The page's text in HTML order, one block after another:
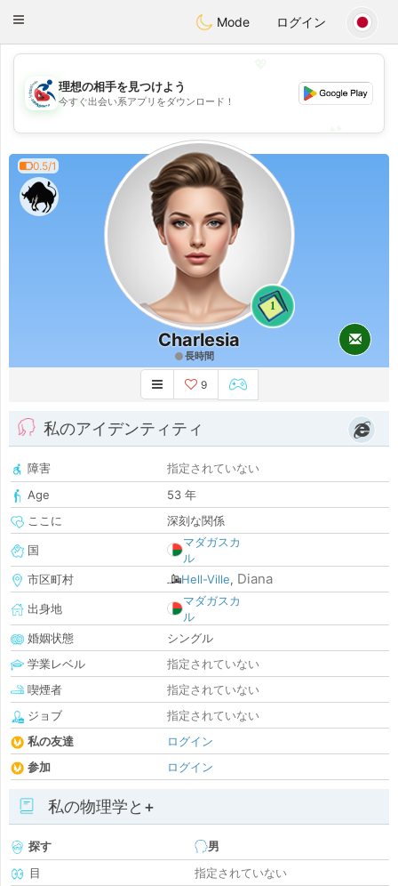
Handi Space
Toggle
Mode ログイン
💖
💕
理想の相手を見つけよう
今すぐ出会い系アプリをダウンロード！
0.5/1
1
Charlesia
長時間
9
私のアイデンティティ
障害
指定されていない
Age
53 年
ここに
深刻な関係
国
マダガスカ
ル
市区町村
Hell-Ville, Diana
出身地
マダガスカ
ル
婚姻状態
シングル
学業レベル
指定されていない
喫煙者
指定されていない
ジョブ
指定されていない
私の友達
ログイン
参加
ログイン
私の物理学と+
探す
男
目
指定されていない